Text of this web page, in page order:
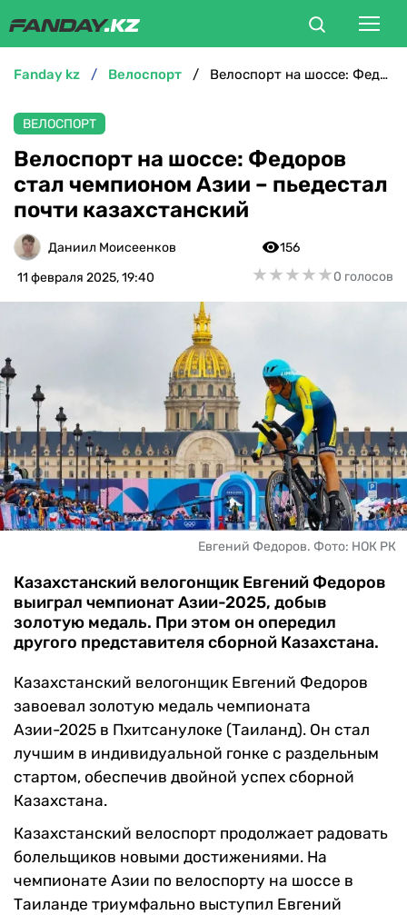
ММА
ТЕННИС
ХОККЕЙ
ВЕЛОСПОРТ
ЧМ-2026
ДРУГИЕ
БУКМЕКЕРЫ
fanday kz велоспорт Велоспорт на шоссе: Федоров стал чемпионом Азии – пьедестал почти казахстанский
ВЕЛОСПОРТ
Велоспорт на шоссе: Федоров
стал чемпионом Азии – пьедестал
почти казахстанский
Даниил Моисеенков
11 февраля 2025, 19:40
156
★★★★★
★★★★★0 голосов
Евгений Федоров. Фото: НОК РК
Казахстанский велогонщик Евгений Федоров
выиграл чемпионат Азии-2025, добыв
золотую медаль. При этом он опередил
другого представителя сборной Казахстана.
Казахстанский велогонщик Евгений Федоров
завоевал золотую медаль чемпионата
Азии-2025 в Пхитсанулоке (Таиланд). Он стал
лучшим в индивидуальной гонке с раздельным
стартом, обеспечив двойной успех сборной
Казахстана.
Казахстанский велоспорт продолжает радовать
болельщиков новыми достижениями. На
чемпионате Азии по велоспорту на шоссе в
Таиланде триумфально выступил Евгений